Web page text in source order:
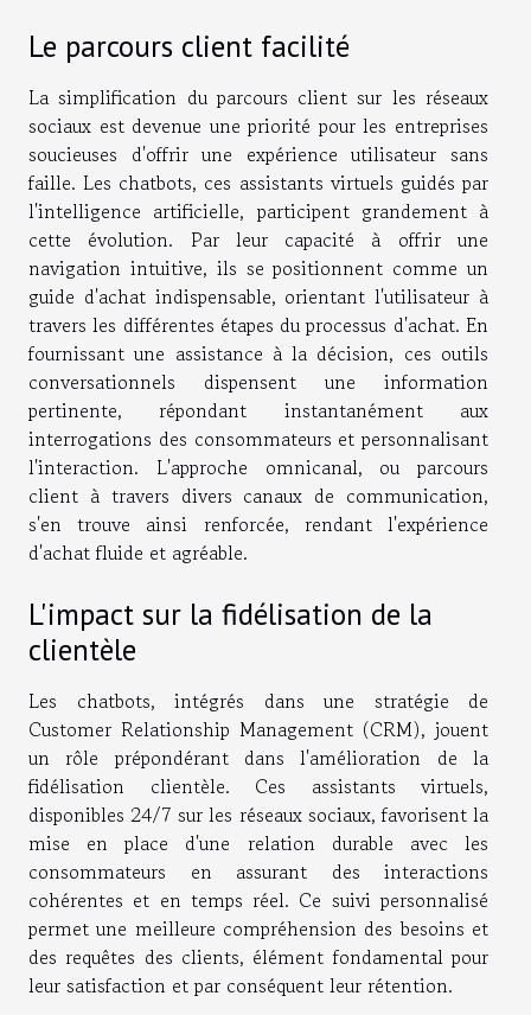
Le parcours client facilité
La simplification du parcours client sur les réseaux
sociaux est devenue une priorité pour les entreprises
soucieuses d'offrir une expérience utilisateur sans
faille. Les chatbots, ces assistants virtuels guidés par
l'intelligence artificielle, participent grandement à
cette évolution. Par leur capacité à offrir une
navigation intuitive, ils se positionnent comme un
guide d'achat indispensable, orientant l'utilisateur à
travers les différentes étapes du processus d'achat. En
fournissant une assistance à la décision, ces outils
conversationnels dispensent une information
pertinente, répondant instantanément aux
interrogations des consommateurs et personnalisant
l'interaction. L'approche omnicanal, ou parcours
client à travers divers canaux de communication,
s'en trouve ainsi renforcée, rendant l'expérience
d'achat fluide et agréable.
L'impact sur la fidélisation de la
clientèle
Les chatbots, intégrés dans une stratégie de
Customer Relationship Management (CRM), jouent
un rôle prépondérant dans l'amélioration de la
fidélisation clientèle. Ces assistants virtuels,
disponibles 24/7 sur les réseaux sociaux, favorisent la
mise en place d'une relation durable avec les
consommateurs en assurant des interactions
cohérentes et en temps réel. Ce suivi personnalisé
permet une meilleure compréhension des besoins et
des requêtes des clients, élément fondamental pour
leur satisfaction et par conséquent leur rétention.